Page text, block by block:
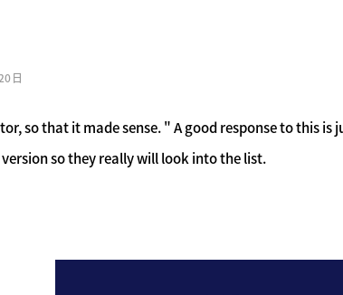
日
so that it made sense. " A good response to this
so they really will look into the list.